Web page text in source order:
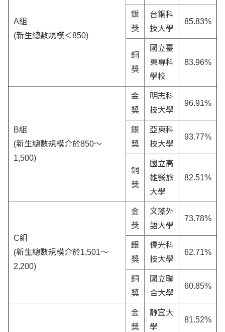
A組
(新生總數規模＜850)
銀
獎
台鋼科
技大學
85.83%
銅
獎
國立臺
東專科
學校
83.96%
B組
(新生總數規模介於850～
1,500)
金
獎
明志科
技大學
96.91%
銀
獎
亞東科
技大學
93.77%
銅
獎
國立高
雄餐旅
大學
82.51%
C組
(新生總數規模介於1,501～
2,200)
金
獎
文藻外
語大學
73.78%
銀
獎
僑光科
技大學
62.71%
銅
獎
國立聯
合大學
60.85%
金
獎
靜宜大
學
81.52%